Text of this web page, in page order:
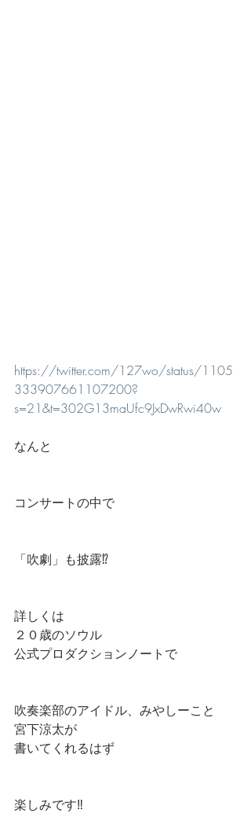
https://twitter.com/127wo/status/1105
333907661107200?
s=21&t=302G13maUfc9JxDwRwi40w
なんと
コンサートの中で
「吹劇」も披露⁉️
詳しくは
２０歳のソウル
公式プロダクションノートで
吹奏楽部のアイドル、みやしーこと
宮下涼太が
書いてくれるはず
楽しみです‼️